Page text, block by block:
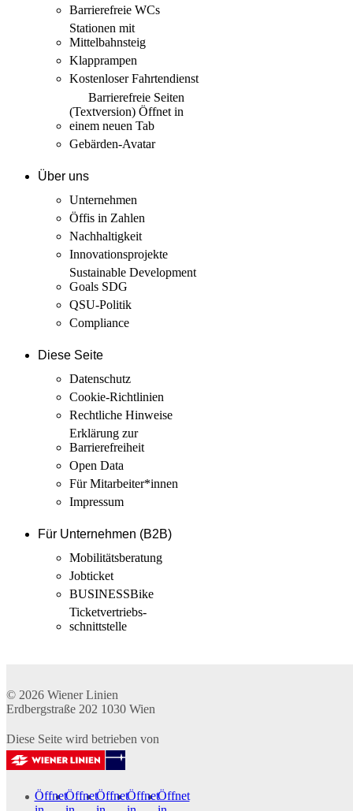
Barrierefreie WCs
Stationen mit
Mittelbahnsteig
Klapprampen
Kostenloser Fahrtendienst
Barrierefreie Seiten
(Textversion) Öffnet in
einem neuen Tab
Gebärden-Avatar
Über uns
Unternehmen
Öffis in Zahlen
Nachhaltigkeit
Innovations­projekte
Sustainable Development
Goals SDG
QSU-Politik
Compliance
Diese Seite
Datenschutz
Cookie-Richtlinien
Rechtliche Hinweise
Erklärung zur
Barrierefreiheit
Open Data
Für Mitarbeiter­*innen
Impressum
Für Unternehmen (B2B)
Mobilitäts­beratung
Jobticket
BUSINESSBike
Ticketvertriebs­
schnittstelle
© 2026 Wiener Linien
Erdbergstraße 202 1030 Wien
Diese Seite wird betrieben von
ÖffnetÖffnetÖffnetÖffnetÖffnet